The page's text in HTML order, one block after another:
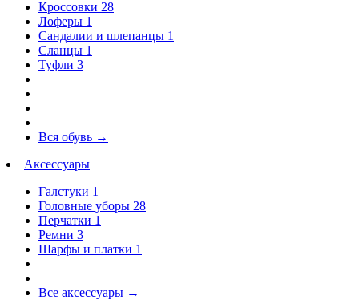
Кроссовки 28
Лоферы 1
Сандалии и шлепанцы 1
Сланцы 1
Туфли 3
Вся обувь →
Аксессуары
Галстуки 1
Головные уборы 28
Перчатки 1
Ремни 3
Шарфы и платки 1
Все аксессуары →